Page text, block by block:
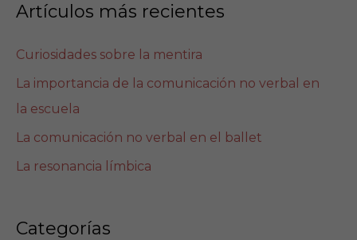
Artículos más recientes
Curiosidades sobre la mentira
La importancia de la comunicación no verbal en
la escuela
La comunicación no verbal en el ballet
La resonancia límbica
Categorías